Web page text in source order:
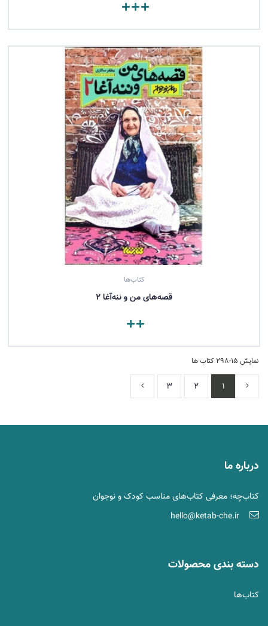
مشاهده کتاب
کتاب‌ها
قصه‌های من و ننه‌آغا 2
مشاهده کتاب
نمایش 15-298 کتاب ها
1
2
3
درباره ما
کتاب‌چه؛ معرفی کتاب‌های مناسب کودک و نوجوان
hello@ketab-che.ir
دسته بندی محصولات
کتاب‌ها